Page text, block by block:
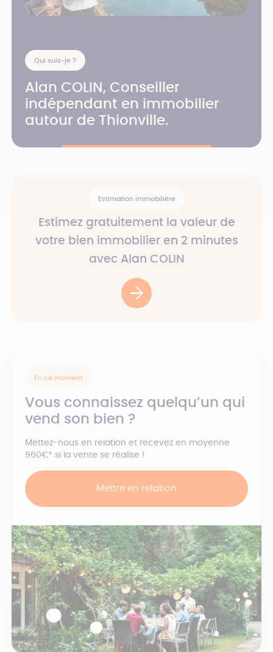
Qui suis-je ?
Alan COLIN, Conseiller
indépendant en immobilier
autour de Thionville.
Estimation immobilière
Estimez gratuitement la valeur de
votre bien immobilier en 2 minutes
avec Alan COLIN
En ce moment
Vous connaissez quelqu’un qui
vend son bien ?
Mettez-nous en relation et recevez en moyenne
960€* si la vente se réalise !
Mettre en relation